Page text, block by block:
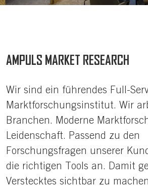
AMPULS MARKET RESEARCH
Body
Wir sind ein führendes Full-
Marktforschungsinstitut. Wir
Branchen. Moderne
Leidenschaft. Passend zu den
Forschungsfragen unserer
die richtigen Tools an. Damit
Verstecktes sichtbar zu